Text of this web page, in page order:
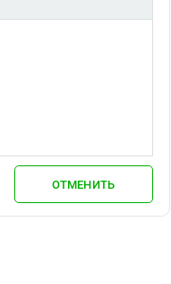
ОТМЕНИТЬ